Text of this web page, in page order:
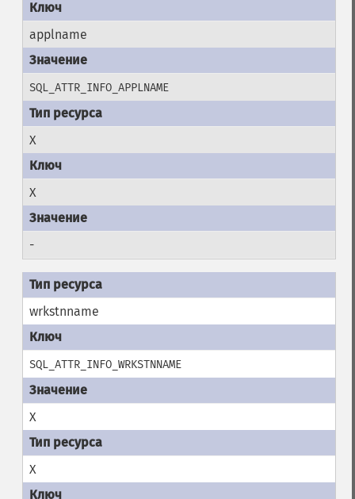
applname
SQL_ATTR_INFO_APPLNAME
X
X
-
wrkstnname
SQL_ATTR_INFO_WRKSTNNAME
X
X